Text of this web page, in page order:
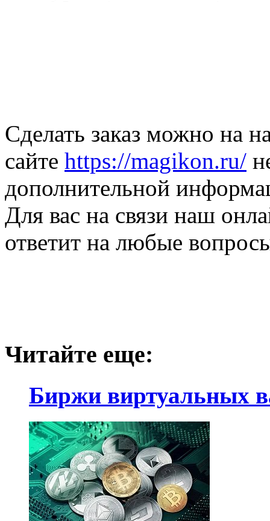
Сделать заказ можно на
сайте https://magikon.ru/
дополнительной
Для вас на связи наш
ответит на любые
Читайте еще:
Биржи виртуальных